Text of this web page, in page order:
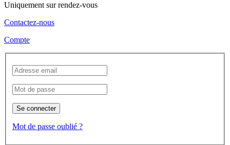
Uniquement sur rendez-vous
Contactez-nous
Compte
Se connecter
Mot de passe oublié ?